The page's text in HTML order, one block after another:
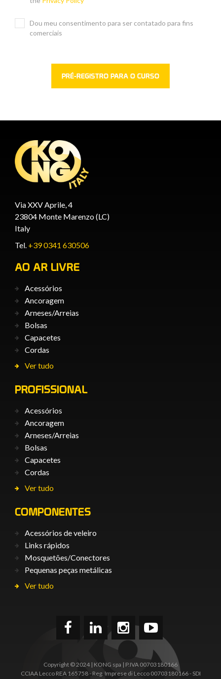
Dou meu consentimento para ser contatado para fins
comerciais
Via XXV Aprile, 4
23804 Monte Marenzo (LC)
Italy
Tel. +39 0341 630506
AO AR LIVRE
Acessórios
Ancoragem
Arneses/Arreias
Bolsas
Capacetes
Cordas
Ver tudo
PROFISSIONAL
Acessórios
Ancoragem
Arneses/Arreias
Bolsas
Capacetes
Cordas
Ver tudo
COMPONENTES
Acessórios de veleiro
Links rápidos
Mosquetões/Conectores
Pequenas peças metálicas
Ver tudo
Copyright © 2024 | KONG spa | P.IVA 00703180166
CCIAA Lecco REA 165758 - Reg. Imprese di Lecco 00703180166 - SDI